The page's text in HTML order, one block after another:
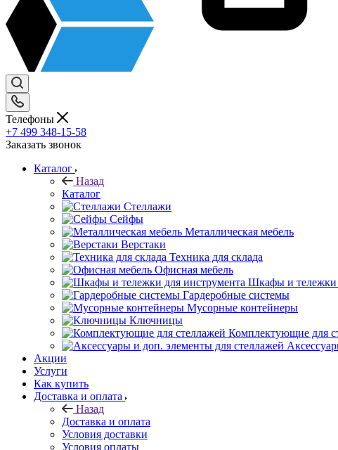
Телефоны
+7 499 348-15-58
Заказать звонок
Каталог
Назад
Каталог
Стеллажи
Сейфы
Металлическая мебель
Верстаки
Техника для склада
Офисная мебель
Шкафы и тележки
Гардеробные системы
Мусорные контейнеры
Ключницы
Комплектующие для
Акции
Услуги
Как купить
Доставка и оплата
Назад
Доставка и оплата
Условия доставки
Условия оплаты